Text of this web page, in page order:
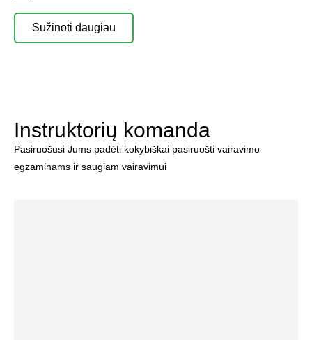
Sužinoti daugiau
Instruktorių komanda
Pasiruošusi Jums padėti kokybiškai pasiruošti vairavimo
egzaminams ir saugiam vairavimui